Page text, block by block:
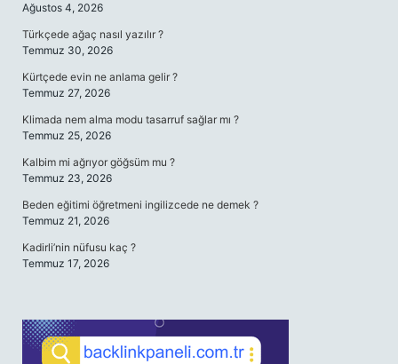
Ağustos 4, 2026
Türkçede ağaç nasıl yazılır ?
Temmuz 30, 2026
Kürtçede evin ne anlama gelir ?
Temmuz 27, 2026
Klimada nem alma modu tasarruf sağlar mı ?
Temmuz 25, 2026
Kalbim mi ağrıyor göğsüm mu ?
Temmuz 23, 2026
Beden eğitimi öğretmeni ingilizcede ne demek ?
Temmuz 21, 2026
Kadirli’nin nüfusu kaç ?
Temmuz 17, 2026